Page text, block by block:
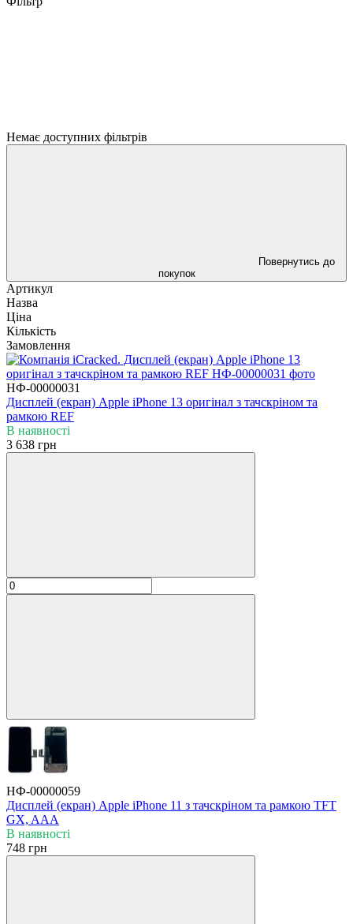
Немає доступних фільтрів
Повернутись до
покупок
Артикул
Назва
Ціна
Кількість
Замовлення
НФ-00000031
Дисплей (екран) Apple iPhone 13 оригінал з тачскріном та
рамкою REF
В наявності
3 638 грн
НФ-00000059
Дисплей (екран) Apple iPhone 11 з тачскріном та рамкою TFT
GX, AAA
В наявності
748 грн